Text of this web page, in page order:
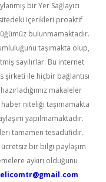
bir Yer Sağlayıcı
içerikleri proaktif
bulunmamaktadır.
taşımakta olup,
sayılırlar. Bu internet
şirketi ile hiçbir bağlantısı
makaleler
niteliği taşımamakta
yapılmamaktadır.
tamamen tesadüfidir.
bir bilgi paylaşım
aykırı olduğunu